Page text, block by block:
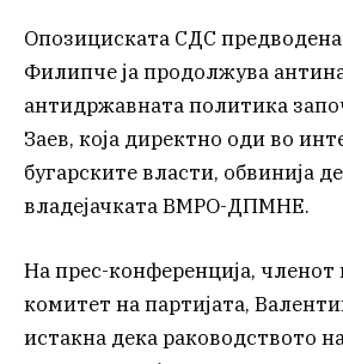
Опозициската СДС
Филипче ја продолжува
антидржавната политика
Заев, која директно оди во
бугарските власти, обвинија
владејачката ВМРО-ДПМНЕ.
На прес-конференција,
комитет на партијата,
истакна дека раководството